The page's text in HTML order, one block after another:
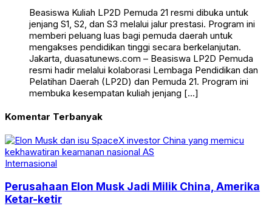
Beasiswa Kuliah LP2D Pemuda 21 resmi dibuka untuk
jenjang S1, S2, dan S3 melalui jalur prestasi. Program ini
memberi peluang luas bagi pemuda daerah untuk
mengakses pendidikan tinggi secara berkelanjutan.
Jakarta, duasatunews.com – Beasiswa LP2D Pemuda
resmi hadir melalui kolaborasi Lembaga Pendidikan dan
Pelatihan Daerah (LP2D) dan Pemuda 21. Program ini
membuka kesempatan kuliah jenjang […]
Komentar Terbanyak
Internasional
Perusahaan Elon Musk Jadi Milik China, Amerika
Ketar-ketir